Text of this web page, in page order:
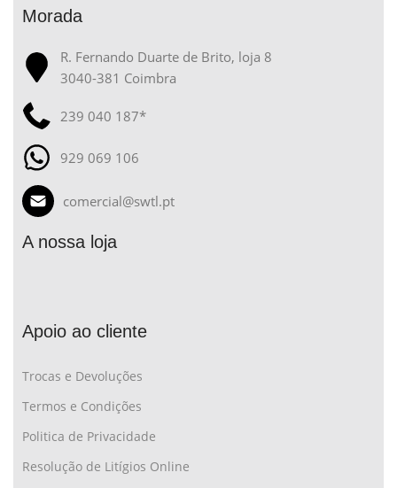
Morada
R. Fernando Duarte de Brito, loja 8
3040-381 Coimbra
239 040 187*
929 069 106
comercial@swtl.pt
A nossa loja
Apoio ao cliente
Trocas e Devoluções
Termos e Condições
Politica de Privacidade
Resolução de Litígios Online